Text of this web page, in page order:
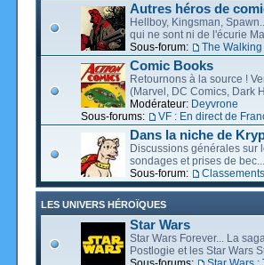
Autres héros de
Hellboy, Kingsman,
qui ne sont ni de l'écurie
Sous-forum:
The
Comic Books
Retournons à la source !
(Marvel, DC Comics, Dark
Modérateur: Deyvrone
Sous-forums:
VF : En direct de
Dans la niche de
Discussions générales sur
sondages et prises de bec...
Sous-forum:
Classements
LES UNIVERS HÉROÏQUES
Star Wars
Star Wars Forever... La
Postlogie et les Star Wars